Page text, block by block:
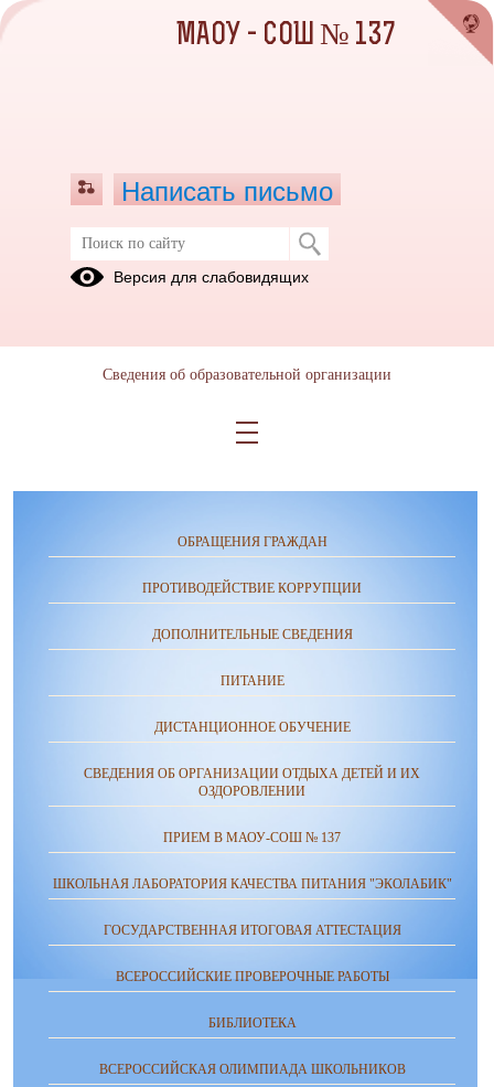
Аудиоролики
https://disk.yandex.ru/d/HZmacwT_9I3wyA
ОБРАЩЕНИЯ ГРАЖДАН
ПРОТИВОДЕЙСТВИЕ КОРРУПЦИИ
ДОПОЛНИТЕЛЬНЫЕ СВЕДЕНИЯ
ПИТАНИЕ
ДИСТАНЦИОННОЕ ОБУЧЕНИЕ
СВЕДЕНИЯ ОБ ОРГАНИЗАЦИИ ОТДЫХА ДЕТЕЙ И ИХ
ОЗДОРОВЛЕНИИ
ПРИЕМ В МАОУ-СОШ № 137
ШКОЛЬНАЯ ЛАБОРАТОРИЯ КАЧЕСТВА ПИТАНИЯ "ЭКОЛАБИК"
ГОСУДАРСТВЕННАЯ ИТОГОВАЯ АТТЕСТАЦИЯ
ВСЕРОССИЙСКИЕ ПРОВЕРОЧНЫЕ РАБОТЫ
БИБЛИОТЕКА
ВСЕРОССИЙСКАЯ ОЛИМПИАДА ШКОЛЬНИКОВ
МАОУ - СОШ № 137
Написать письмо
Версия для слабовидящих
Сведения об образовательной организации